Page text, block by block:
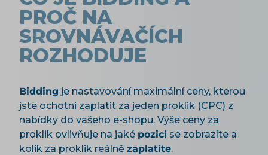
PROČ NA
SROVNÁVAČÍCH
ROZHODUJE
Bidding je nastavování maximální ceny, kterou
jste ochotni zaplatit za jeden proklik (CPC) z
nabídky do vašeho e-shopu. Výše ceny za
proklik ovlivňuje na jaké pozici se zobrazíte a
kolik za proklik reálně zaplatíte.